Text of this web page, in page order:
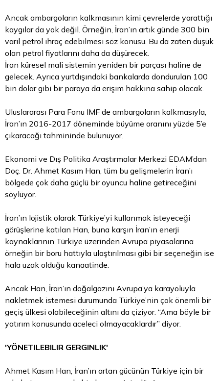
Ancak ambargoların kalkmasının kimi çevrelerde yarattığı
kaygılar da yok değil. Örneğin, İran’ın artık günde 300 bin
varil petrol ihraç edebilmesi söz konusu. Bu da zaten düşük
olan petrol fiyatlarını daha da düşürecek.
İran küresel mali sistemin yeniden bir parçası haline de
gelecek. Ayrıca yurtdışındaki bankalarda dondurulan 100
bin dolar gibi bir paraya da erişim hakkına sahip olacak.
Uluslararası Para Fonu IMF de ambargoların kalkmasıyla,
İran’ın 2016-2017 döneminde büyüme oranını yüzde 5’e
çıkaracağı tahmininde bulunuyor.
Ekonomi ve Dış Politika Araştırmalar Merkezi EDAM’dan
Doç. Dr. Ahmet Kasım Han, tüm bu gelişmelerin İran’ı
bölgede çok daha güçlü bir oyuncu haline getireceğini
söylüyor.
İran’ın lojistik olarak Türkiye’yi kullanmak isteyeceği
görüşlerine katılan Han, buna karşın İran’ın enerji
kaynaklarının Türkiye üzerinden Avrupa piyasalarına
örneğin bir boru hattıyla ulaştırılması gibi bir seçeneğin ise
hala uzak olduğu kanaatinde.
Ancak Han, İran’ın doğalgazını Avrupa’ya karayoluyla
nakletmek istemesi durumunda Türkiye’nin çok önemli bir
geçiş ülkesi olabileceğinin altını da çiziyor. “Ama böyle bir
yatırım konusunda aceleci olmayacaklardır” diyor.
'YÖNETILEBILIR GERGINLIK'
Ahmet Kasım Han, İran’ın artan gücünün Türkiye için bir